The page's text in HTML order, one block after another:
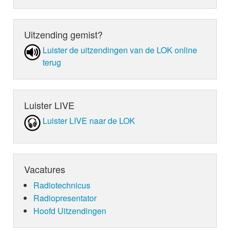
Uitzending gemist?
Luister de uit­zen­din­gen van de LOK online
terug
Luister LIVE
Luister LIVE naar de LOK
Vacatures
Radiotechnicus
Radiopresentator
Hoofd Uitzendingen